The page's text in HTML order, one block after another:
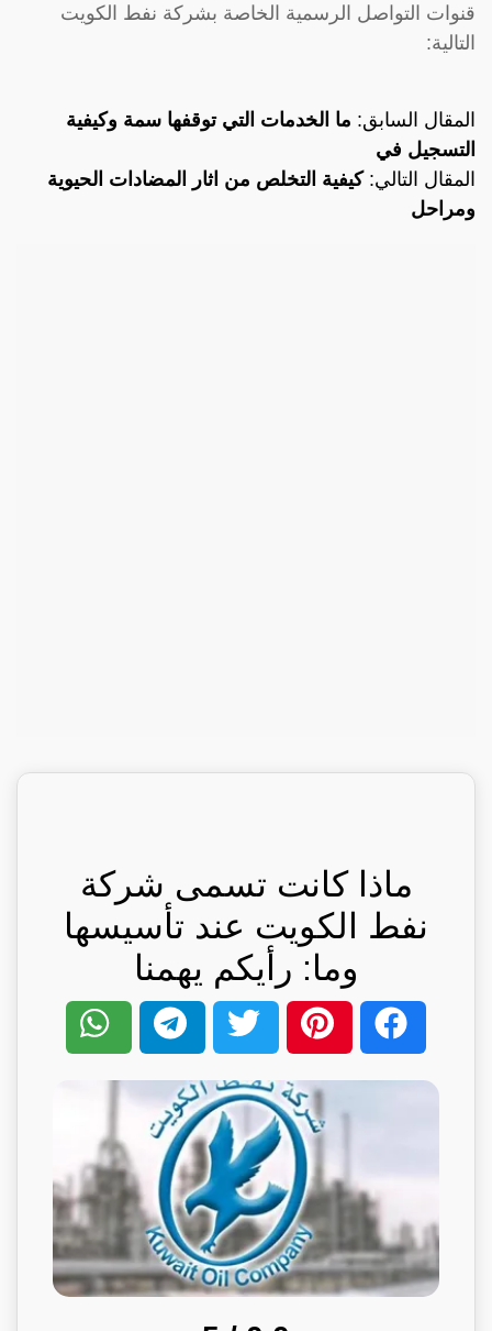
قنوات التواصل الرسمية الخاصة بشركة نفط الكويت
التالية:
المقال السابق: ما الخدمات التي توقفها سمة وكيفية
التسجيل في
المقال التالي:كيفية التخلص من اثار المضادات الحيوية
ومراحل
ماذا كانت تسمى شركة
نفط الكويت عند تأسيسها
وما: رأيكم يهمنا